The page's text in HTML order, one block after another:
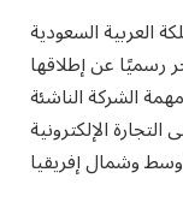
العربية السعودية
رسميًا عن إطلاقها
الشركة الناشئة
الإلكترونية